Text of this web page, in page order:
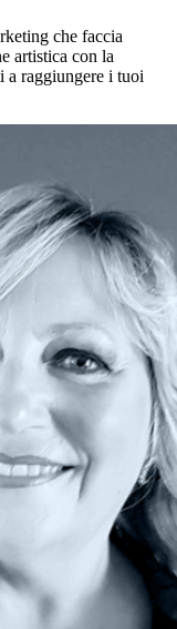
che faccia
artistica con la
a raggiungere i tuoi